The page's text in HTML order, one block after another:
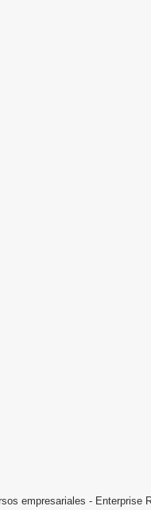
empresariales - Enterprise